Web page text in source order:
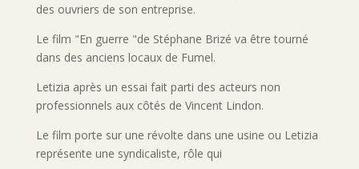
des ouvriers de son entreprise.
Le film "En guerre "de Stéphane Brizé va être tourné
dans des anciens locaux de Fumel.
Letizia après un essai fait parti des acteurs non
professionnels aux côtés de Vincent Lindon.
Le film porte sur une révolte dans une usine ou Letizia
représente une syndicaliste, rôle qui